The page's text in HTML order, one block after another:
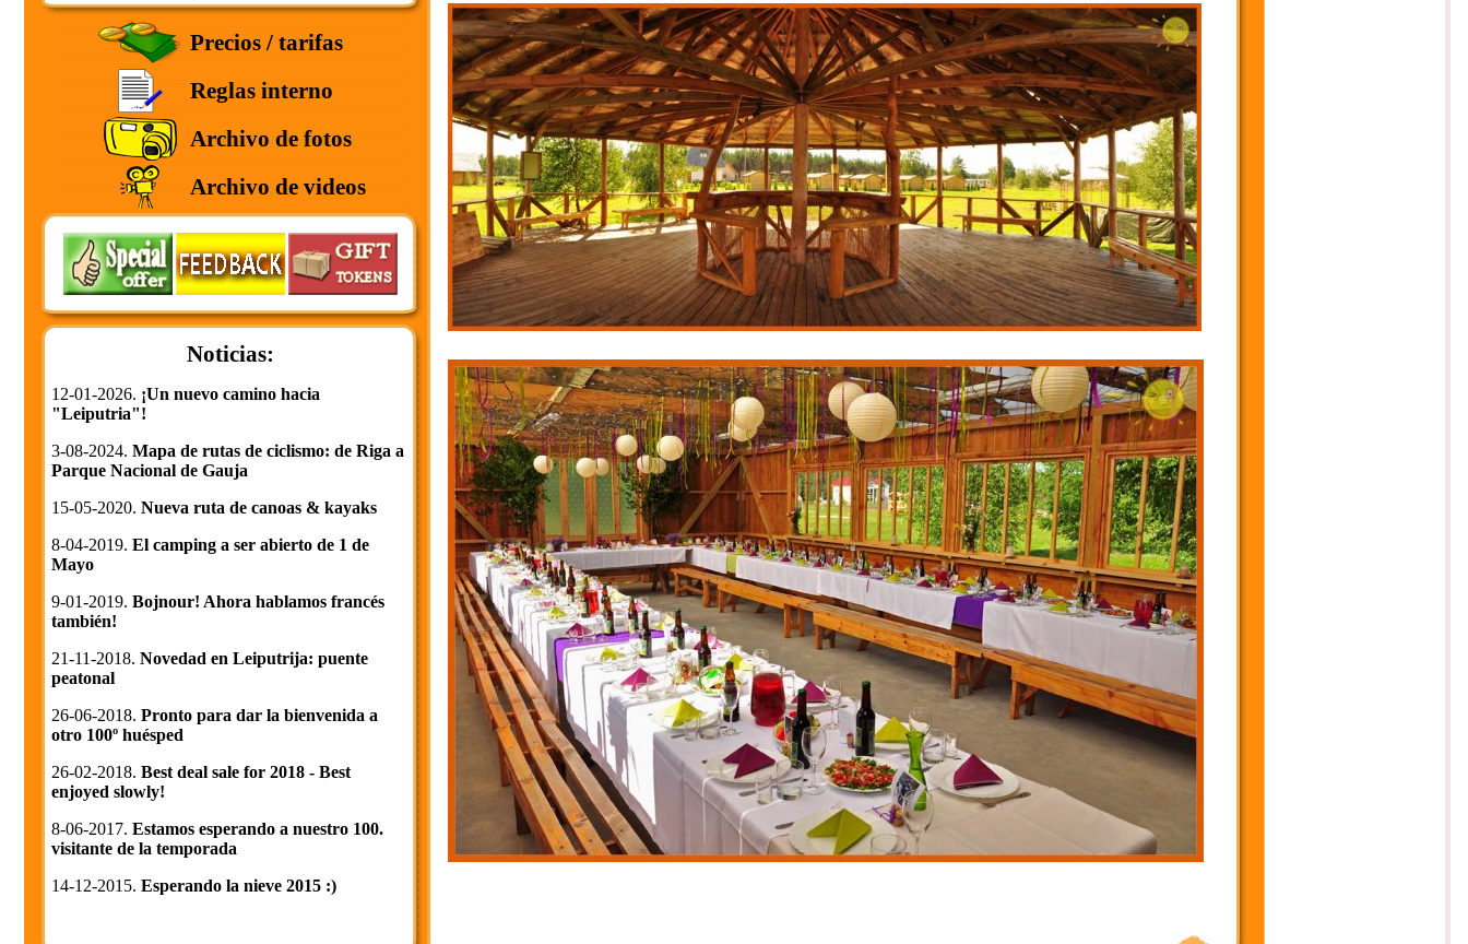
Precios / tarifas
Reglas interno
Archivo de fotos
Archivo de videos
Noticias:
12-01-2026. ¡Un nuevo camino hacia
"Leiputria"!
3-08-2024. Mapa de rutas de ciclismo: de Riga a
Parque Nacional de Gauja
15-05-2020. Nueva ruta de canoas & kayaks
8-04-2019. El camping a ser abierto de 1 de
Mayo
9-01-2019. Bojnour! Ahora hablamos francés
también!
21-11-2018. Novedad en Leiputrija: puente
peatonal
26-06-2018. Pronto para dar la bienvenida a
otro 100º huésped
26-02-2018. Best deal sale for 2018 - Best
enjoyed slowly!
8-06-2017. Estamos esperando a nuestro 100.
visitante de la temporada
14-12-2015. Esperando la nieve 2015 :)